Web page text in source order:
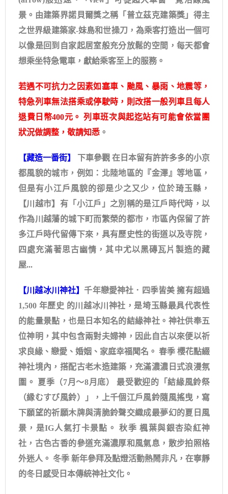
景。由建築界諾貝爾獎之稱「普立茲克建築獎」得主
之世界級建築家-妹島和世操刀，為乘客打造出一個可
以像是回到自家起居室般充分放鬆的空間，每天都會
想乘坐特急電車，獻給乘客至上的服務。
若遇不可抗力之因素如塞車、颱風、暴雨、地震等，
特急列車無法搭乘或停駛時，則改搭一般列車且每人
退費日幣400元。 列車班次與起迄站有可能會依當團
狀況做調整，敬請知悉 。
【藏造一番街】
下車參觀 在日本留有許許多多的小京
都風貌的城市，例如：北陸地區的『金澤』等地區，
但是有小江戶風貌的卻是少之又少，位於琦玉縣，
【川越市】有「小江戶」之別稱的是江戶時代時，以
作為川越藩的城下町而繁榮的都市，市區內保留了許
多江戶時代留傳下來，具有歷史性的街道以及寺院，
四處充滿著思古幽情，其中尤以黑磚瓦片製造的藏
屋...
【川越冰川神社】 千年戀愛神社．四季皆美 擁有超過
1,500 年歷史 的川越冰川神社，是埼玉縣最具代表性
的能量景點，也是日本知名的結緣神社。神社供奉五
位神明，其中包含兩對夫婦神，因此自古以來便以祈
求良緣、戀愛、婚姻、家庭幸福聞名。 春季 櫻花點綴
神社境內，搭配古老木造建築，充滿濃濃日式浪漫氛
圍。 夏季（7月～8月底） 最受歡迎的「結緣風鈴祭
（縁むすび風鈴）」，上千個江戶風鈴隨風搖曳，寫
下願望的祈願木牌與清脆鈴聲交織成最夢幻的夏日風
景，是IG人氣打卡景點。 秋季 楓葉與銀杏染紅神
社，古色古香的參道充滿濃厚和風氣息，散步拍照格
外迷人。 冬季 新年參拜及點燈活動熱鬧非凡，在寧靜
的冬日感受日本傳統神社文化。